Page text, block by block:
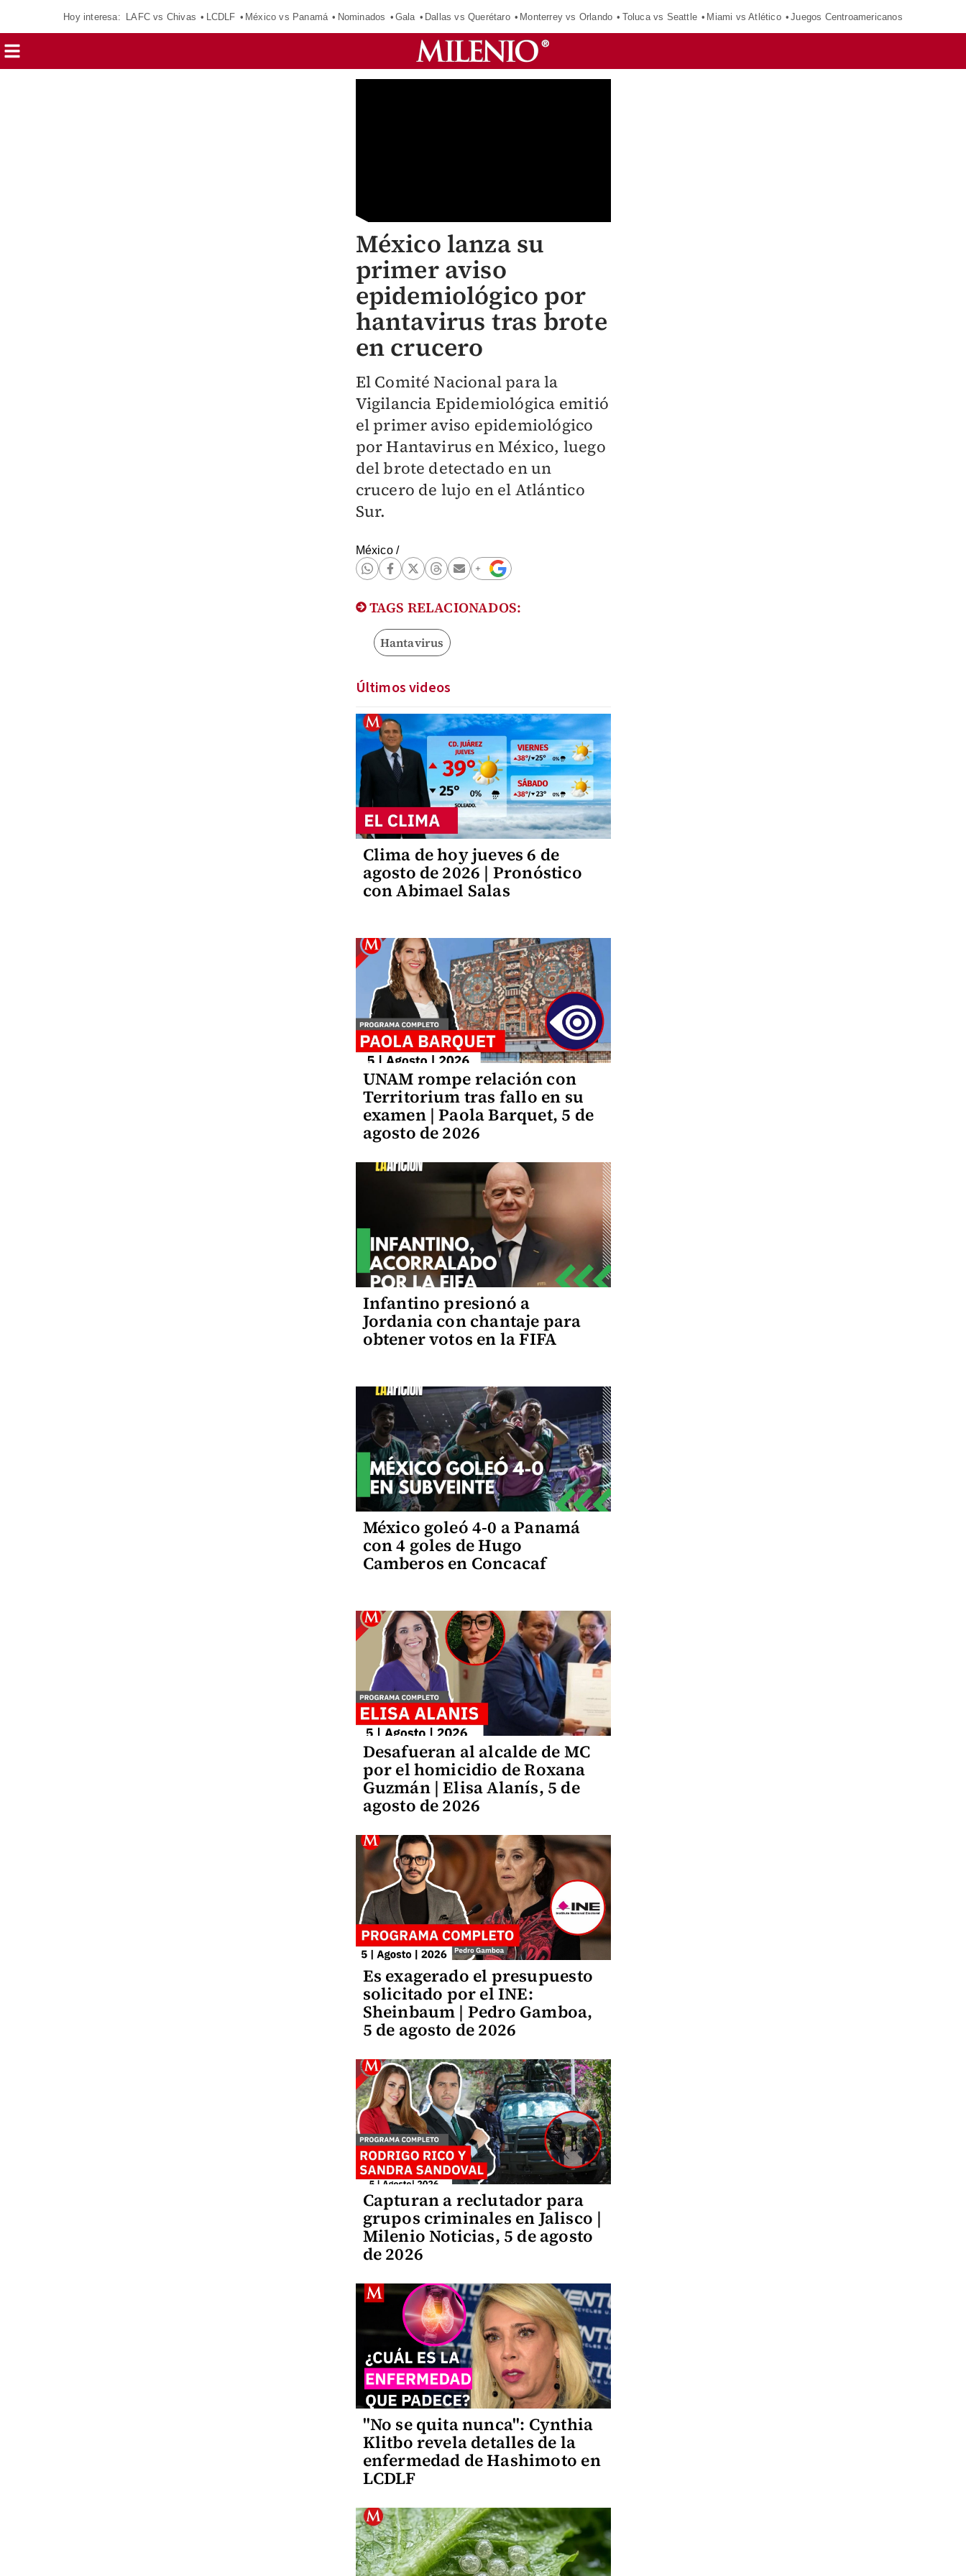
Hoy interesa: LAFC vs Chivas LCDLF México vs Panamá Nominados Gala Dallas vs Querétaro Monterrey vs Orlando Toluca vs Seattle Miami vs Atlético Juegos Centroamericanos
México lanza su
primer aviso
epidemiológico por
hantavirus tras brote
en crucero
El Comité Nacional para la
Vigilancia Epidemiológica emitió
el primer aviso epidemiológico
por Hantavirus en México, luego
del brote detectado en un
crucero de lujo en el Atlántico
Sur.
México/
TAGS RELACIONADOS:
Hantavirus
Últimos videos
Clima de hoy jueves 6 de
agosto de 2026 | Pronóstico
con Abimael Salas
UNAM rompe relación con
Territorium tras fallo en su
examen | Paola Barquet, 5 de
agosto de 2026
Infantino presionó a
Jordania con chantaje para
obtener votos en la FIFA
México goleó 4-0 a Panamá
con 4 goles de Hugo
Camberos en Concacaf
Desafueran al alcalde de MC
por el homicidio de Roxana
Guzmán | Elisa Alanís, 5 de
agosto de 2026
Es exagerado el presupuesto
solicitado por el INE:
Sheinbaum | Pedro Gamboa,
5 de agosto de 2026
Capturan a reclutador para
grupos criminales en Jalisco |
Milenio Noticias, 5 de agosto
de 2026
"No se quita nunca": Cynthia
Klitbo revela detalles de la
enfermedad de Hashimoto en
LCDLF